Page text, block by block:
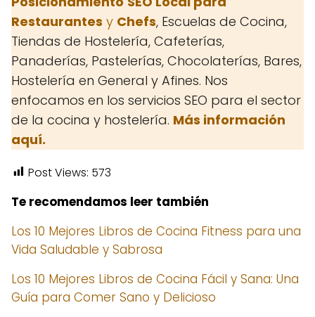
Restaurantes y Chefs, Escuelas de Cocina,
Tiendas de Hostelería, Cafeterías,
Panaderías, Pastelerías, Chocolaterías, Bares,
Hostelería en General y Afines. Nos
enfocamos en los servicios SEO para el sector
de la cocina y hostelería. Más información
aquí.
Post Views: 573
Te recomendamos leer también
Los 10 Mejores Libros de Cocina Fitness para una
Vida Saludable y Sabrosa
Los 10 Mejores Libros de Cocina Fácil y Sana: Una
Guía para Comer Sano y Delicioso